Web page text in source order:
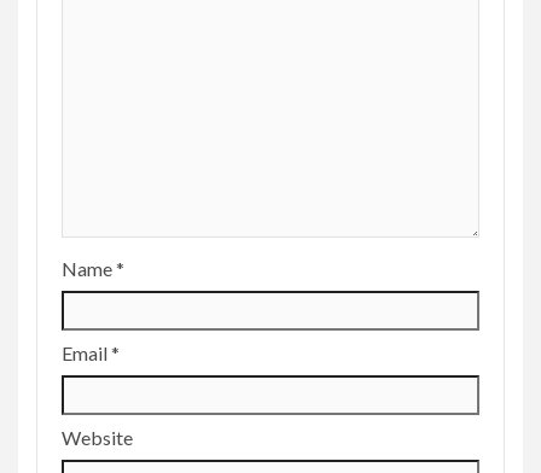
Name*
Email*
Website